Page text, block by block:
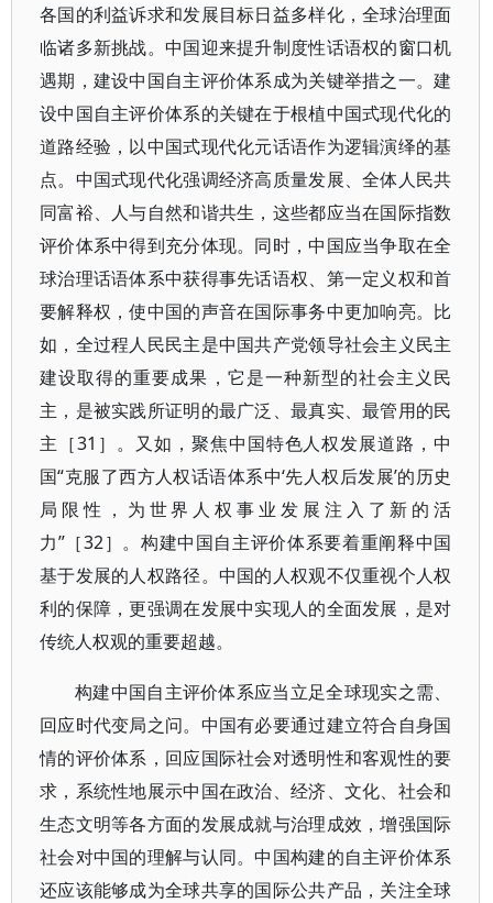
各国的利益诉求和发展目标日益多样化，全球治理面
临诸多新挑战。中国迎来提升制度性话语权的窗口机
遇期，建设中国自主评价体系成为关键举措之一。建
设中国自主评价体系的关键在于根植中国式现代化的
道路经验，以中国式现代化元话语作为逻辑演绎的基
点。中国式现代化强调经济高质量发展、全体人民共
同富裕、人与自然和谐共生，这些都应当在国际指数
评价体系中得到充分体现。同时，中国应当争取在全
球治理话语体系中获得事先话语权、第一定义权和首
要解释权，使中国的声音在国际事务中更加响亮。比
如，全过程人民民主是中国共产党领导社会主义民主
建设取得的重要成果，它是一种新型的社会主义民
主，是被实践所证明的最广泛、最真实、最管用的民
主［31］。又如，聚焦中国特色人权发展道路，中
国“克服了西方人权话语体系中‘先人权后发展’的历史
局限性，为世界人权事业发展注入了新的活
力”［32］。构建中国自主评价体系要着重阐释中国
基于发展的人权路径。中国的人权观不仅重视个人权
利的保障，更强调在发展中实现人的全面发展，是对
传统人权观的重要超越。
构建中国自主评价体系应当立足全球现实之需、
回应时代变局之问。中国有必要通过建立符合自身国
情的评价体系，回应国际社会对透明性和客观性的要
求，系统性地展示中国在政治、经济、文化、社会和
生态文明等各方面的发展成就与治理成效，增强国际
社会对中国的理解与认同。中国构建的自主评价体系
还应该能够成为全球共享的国际公共产品，关注全球